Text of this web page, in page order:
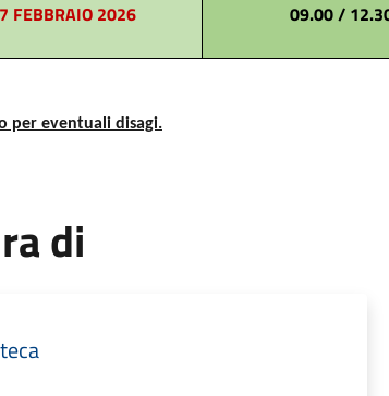
FEBBRAIO 2026
09.00 /
per eventuali disagi.
di